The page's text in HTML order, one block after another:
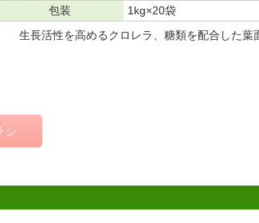
包装
1kg×20袋
生長活性を高めるクロレラ、糖類を配合した葉
シ